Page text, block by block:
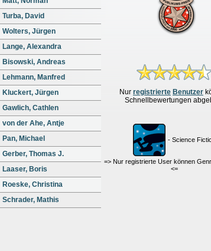
Nur registrierte Benutzer
Schnellbewertungen
- Science
=> Nur registrierte User können
<=
Turba, David
Wolters, Jürgen
Lange, Alexandra
Bisowski, Andreas
Lehmann, Manfred
Kluckert, Jürgen
Gawlich, Cathlen
von der Ahe, Antje
Pan, Michael
Gerber, Thomas J.
Laaser, Boris
Roeske, Christina
Schrader, Mathis